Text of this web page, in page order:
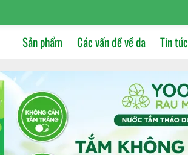
Sản phẩm Các vấn đề về da Tin tức